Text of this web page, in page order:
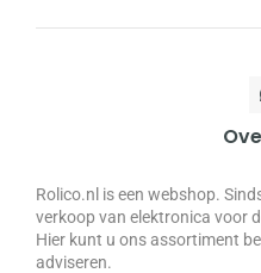
Rolico.nl is een webshop.
verkoop van elektronica voor
Hier kunt u ons assortiment
adviseren.